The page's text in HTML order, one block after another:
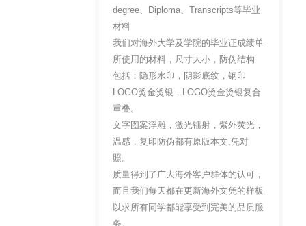
degree、Diploma、Transcripts等毕业
材料
我们对海外大学及学院的毕业证成绩单
所使用的材料，尺寸大小，防伪结构
包括：隐形水印，阴影底纹，钢印
LOGO烫金烫银，LOGO烫金烫银复合
重叠。
文字图案浮雕，激光镭射，紫外荧光，
温感，复印防伪都有原版本文,凭对
照。
质量得到了广大海外客户群体的认可，
而且我们每天都在更新海外文凭的样板
以求所有同学都能享受到完美的品质服
务。